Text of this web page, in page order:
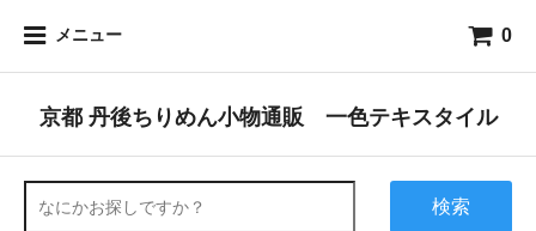
メニュー 0
京都 丹後ちりめん小物通販 一色テキスタイル
検索